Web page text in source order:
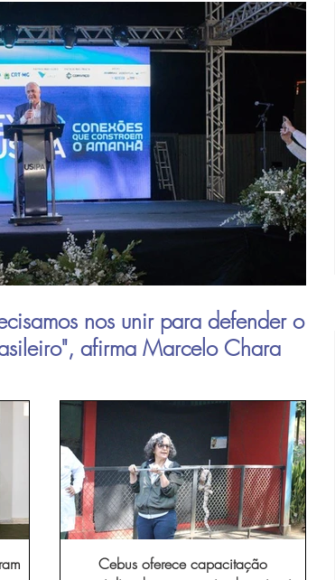
nos unir para defender o
afirma Marcelo Chara
Cebus oferece capacitação